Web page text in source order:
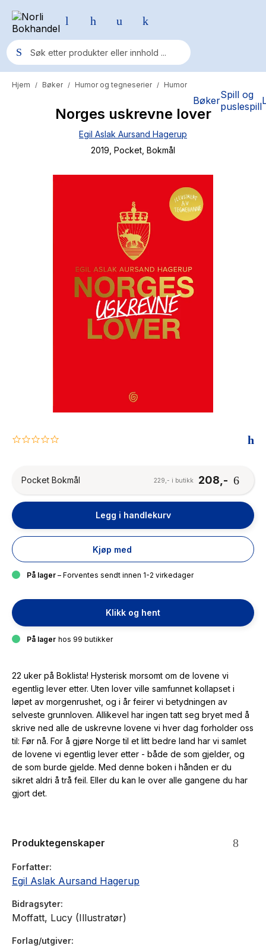
BøkerSpill og
puslespill
Populære søk
Pokemon
Fury Bound - Sable Sorensen
Yesteryear
The Housemaid
Hjem / Bøker / Humor og tegneserier / Humor
Norges uskrevne lover
Egil Aslak Aursand Hagerup
2019 , Pocket , Bokmål
0.0
Pocket Bokmål
208,-
229,- i butikk
Legg i handlekurv
Kjøp med
På lager – Forventes sendt innen 1-2 virkedager
Klikk og hent
På lager hos 99 butikker
22 uker på Boklista! Hysterisk morsomt om de lovene vi
egentlig lever etter. Uten lover ville samfunnet kollapset i
løpet av morgenrushet, og i år feirer vi betydningen av
selveste grunnloven. Allikevel har ingen tatt seg bryet med å
skrive ned alle de uskrevne lovene vi hver dag forholder oss
til: Før nå. For å gjøre Norge til et litt bedre land har vi samlet
de lovene vi egentlig lever etter - både de som gjelder, og
de som burde gjelde. Med denne boken i hånden er du
sikret aldri å trå feil. Eller du kan le over alle gangene du har
gjort det.
Produktegenskaper
Forfatter
Egil Aslak Aursand Hagerup
Bidragsyter
Moffatt, Lucy (Illustratør)
Forlag/utgiver